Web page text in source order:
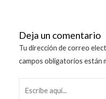
Deja un comentario
Tu dirección de correo
campos obligatorios están